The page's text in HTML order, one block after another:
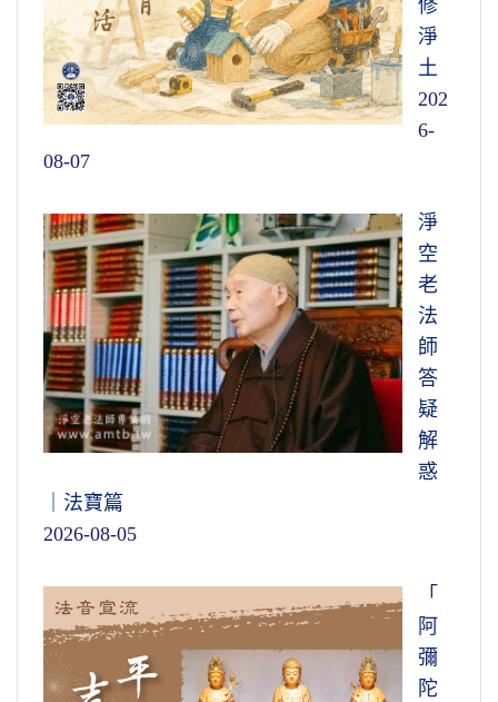
修
淨
土
202
6-
08-07
淨
空
老
法
師
答
疑
解
惑
｜法寶篇
2026-08-05
「
阿
彌
陀